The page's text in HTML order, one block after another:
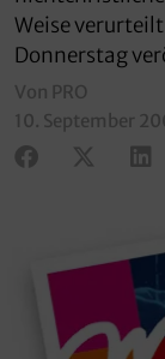
Weise
Donnerstag
Von PRO
10. September